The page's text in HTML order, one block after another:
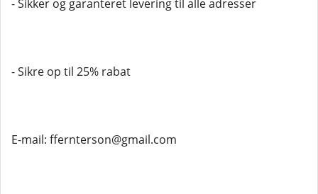
- Sikker og garanteret levering til alle adresser
- Sikre op til 25% rabat
E-mail: ffernterson@gmail.com